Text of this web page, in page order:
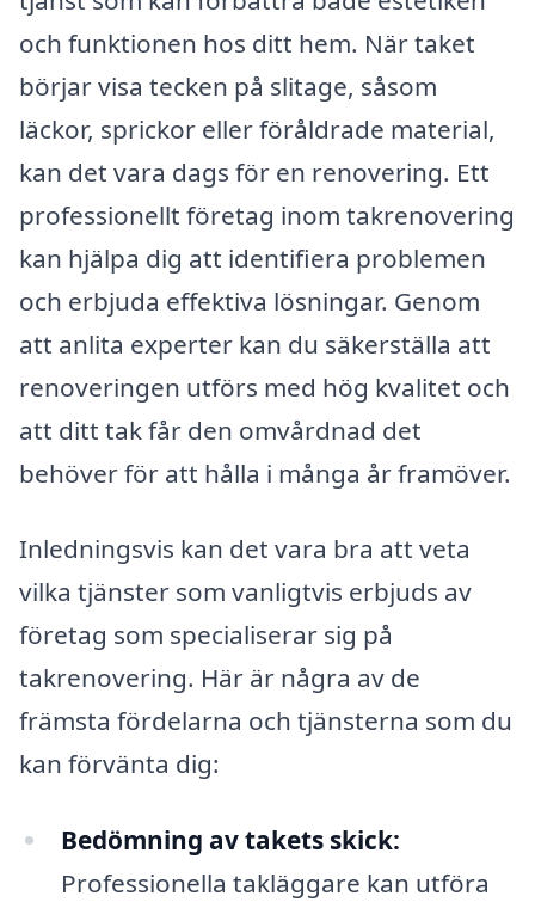
och funktionen hos ditt hem. När taket
börjar visa tecken på slitage, såsom
läckor, sprickor eller föråldrade material,
kan det vara dags för en renovering. Ett
professionellt företag inom takrenovering
kan hjälpa dig att identifiera problemen
och erbjuda effektiva lösningar. Genom
att anlita experter kan du säkerställa att
renoveringen utförs med hög kvalitet och
att ditt tak får den omvårdnad det
behöver för att hålla i många år framöver.
Inledningsvis kan det vara bra att veta
vilka tjänster som vanligtvis erbjuds av
företag som specialiserar sig på
takrenovering. Här är några av de
främsta fördelarna och tjänsterna som du
kan förvänta dig:
Bedömning av takets skick:
Professionella takläggare kan utföra